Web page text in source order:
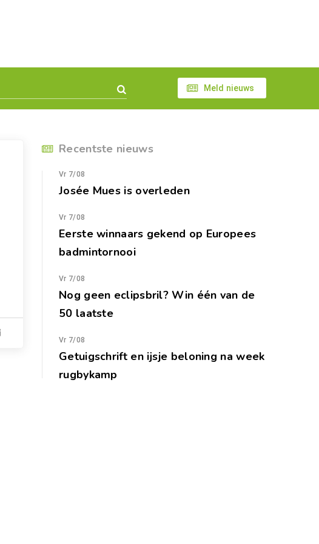
Meld nieuws
Recentste nieuws
Vr 7/08
Josée Mues is overleden
Vr 7/08
Eerste winnaars gekend op Europees
badmintornooi
Vr 7/08
Nog geen eclipsbril? Win één van de
50 laatste
Vr 7/08
Getuigschrift en ijsje beloning na week
rugbykamp